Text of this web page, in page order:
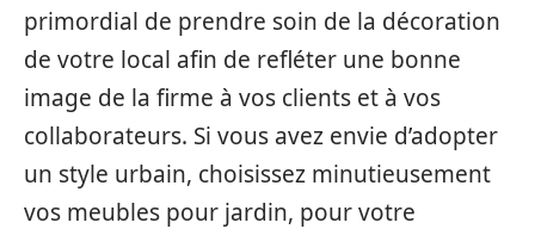
primordial de prendre soin de la décoration
de votre local afin de refléter une bonne
image de la firme à vos clients et à vos
collaborateurs. Si vous avez envie d’adopter
un style urbain, choisissez minutieusement
vos meubles pour jardin, pour votre